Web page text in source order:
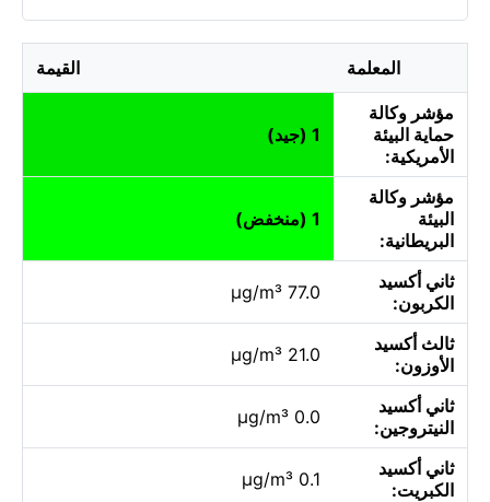
المعلمة القيمة
مؤشر وكالة
حماية البيئة
الأمريكية:
1 (جيد)
مؤشر وكالة
البيئة
البريطانية:
1 (منخفض)
ثاني أكسيد
الكربون:
77.0 µg/m³
ثالث أكسيد
الأوزون:
21.0 µg/m³
ثاني أكسيد
النيتروجين:
0.0 µg/m³
ثاني أكسيد
الكبريت:
0.1 µg/m³